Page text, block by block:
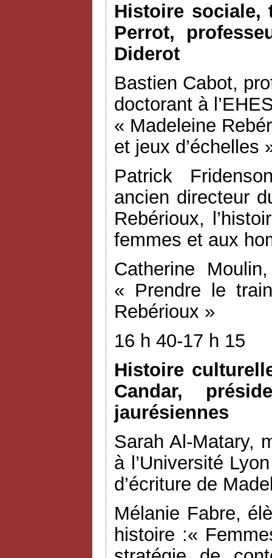
Histoire sociale,
Perrot,
Diderot
Bastien Cabot,
doctorant à
« Madeleine
et jeux d’échelles
Patrick
ancien directeur
Rebérioux,
femmes et aux
Catherine
« Prendre le
Rebérioux »
16 h 40-17 h 15
Histoire
Candar,
jaurésiennes
Sarah Al-Matary,
à l’Université
d’écriture de
Mélanie Fabre,
histoire :«